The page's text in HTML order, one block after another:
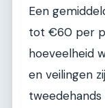
Een
tot €60 per
hoeveelheid
en veilingen